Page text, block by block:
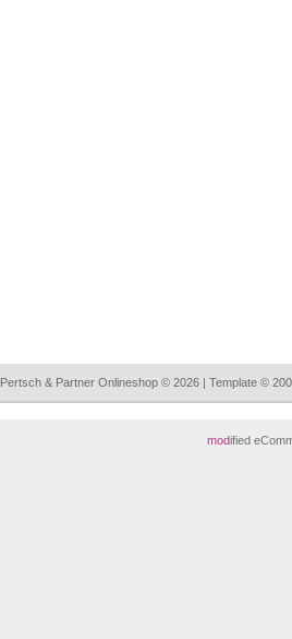
Pertsch & Partner Onlineshop © 2026 | Template ©
modified